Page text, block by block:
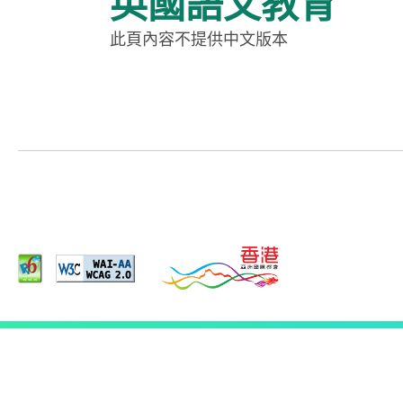
此頁內容不提供中文版本